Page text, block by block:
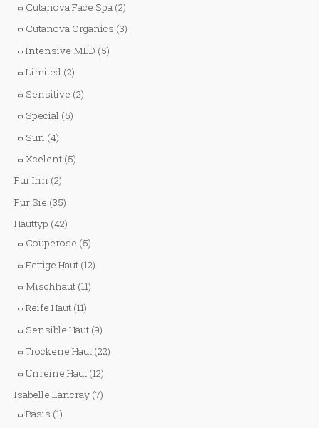
Cutanova Face Spa (2)
Cutanova Organics (3)
Intensive MED (5)
Limited (2)
Sensitive (2)
Special (5)
Sun (4)
Xcelent (5)
Für Ihn (2)
Für Sie (35)
Hauttyp (42)
Couperose (5)
Fettige Haut (12)
Mischhaut (11)
Reife Haut (11)
Sensible Haut (9)
Trockene Haut (22)
Unreine Haut (12)
Isabelle Lancray (7)
Basis (1)